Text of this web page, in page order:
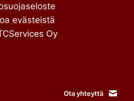
evästeistä
Oy
Ota yhteyttä